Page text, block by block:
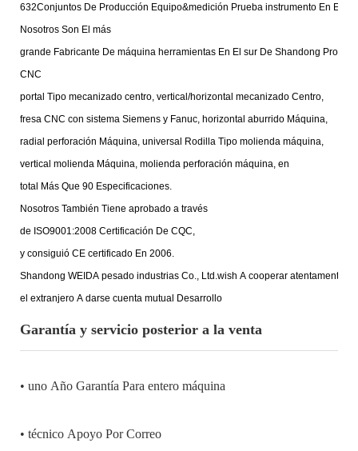
632Conjuntos De Producción Equipo&medición Prueba instrumento En El
Nosotros Son El más
grande Fabricante De máquina herramientas En El sur De Shandong
CNC
portal Tipo mecanizado centro, vertical/horizontal mecanizado Centro,
fresa CNC con sistema Siemens y Fanuc, horizontal aburrido Máquina,
radial perforación Máquina, universal Rodilla Tipo molienda máquina,
vertical molienda Máquina, molienda perforación máquina, en
total Más Que 90 Especificaciones.
Nosotros También Tiene aprobado a través
de ISO9001:2008 Certificación De CQC,
y consiguió CE certificado En 2006.
Shandong WEIDA pesado industrias Co., Ltd.wish A cooperar atentamente
el extranjero A darse cuenta mutual Desarrollo
Garantía y servicio posterior a la venta
• uno Año Garantía Para entero máquina
• técnico Apoyo Por Correo